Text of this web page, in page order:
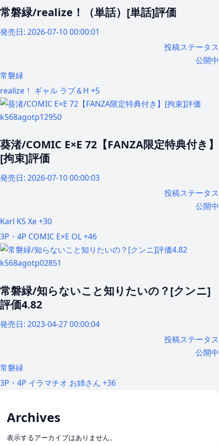
常磐緑/realize！（単話）[単話]評価
発売日: 2026-07-10 00:00:01
投稿ステータス
公開中
常磐緑
realize！ ギャル ラブ＆H +5
k568agotp12950
葵渚/COMIC E×E 72【FANZA限定特典付き】
[拘束]評価
発売日: 2026-07-10 00:00:03
投稿ステータス
公開中
Karl KS Xe+30
3P・4P COMIC E×E OL+46
k568agotp02851
常磐緑/知らないこと知りたいの？[クンニ]
評価4.82
発売日: 2023-04-27 00:00:04
投稿ステータス
公開中
常磐緑
3P・4P イラマチオ お姉さん +36
Archives
表示するアーカイブはありません。